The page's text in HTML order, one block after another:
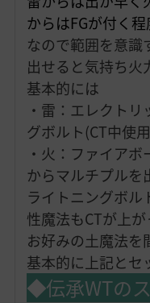
からはFGが付く程
なので範囲を意識
出せると気持ち火
基本的には
・雷：エレクト
グボルト(CT中使
・火：ファイアボ
からマルチプルを
ライトニングボル
性魔法もCTが上
お好みの土魔法を
基本的に上記とセ
◆伝承WTの